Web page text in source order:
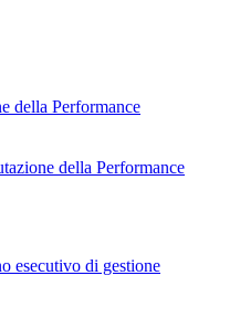
della Performance
della Performance
esecutivo di gestione